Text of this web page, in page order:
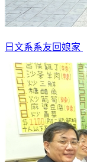
日文系系友回娘家